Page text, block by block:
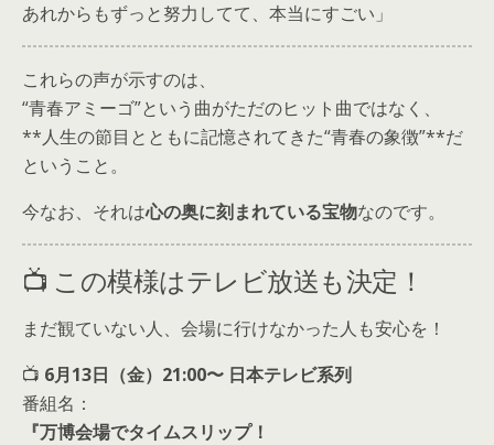
あれからもずっと努力してて、本当にすごい」
これらの声が示すのは、
“青春アミーゴ”という曲がただのヒット曲ではなく、
**人生の節目とともに記憶されてきた“青春の象徴”**だ
ということ。
今なお、それは心の奥に刻まれている宝物なのです。
📺 この模様はテレビ放送も決定！
まだ観ていない人、会場に行けなかった人も安心を！
📺 6月13日（金）21:00〜 日本テレビ系列
番組名：
『万博会場でタイムスリップ！